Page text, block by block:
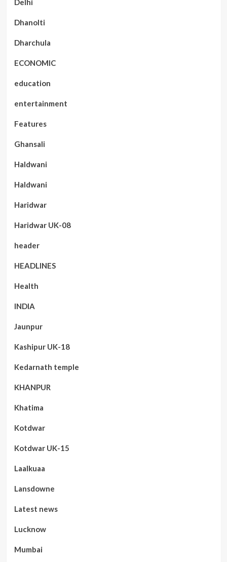
Delhi
Dhanolti
Dharchula
ECONOMIC
education
entertainment
Features
Ghansali
Haldwani
Haldwani
Haridwar
Haridwar UK-08
header
HEADLINES
Health
INDIA
Jaunpur
Kashipur UK-18
Kedarnath temple
KHANPUR
Khatima
Kotdwar
Kotdwar UK-15
Laalkuaa
Lansdowne
Latest news
Lucknow
Mumbai